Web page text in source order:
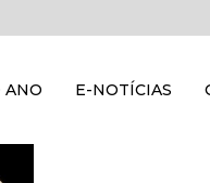
ANO E-NOTÍCIAS